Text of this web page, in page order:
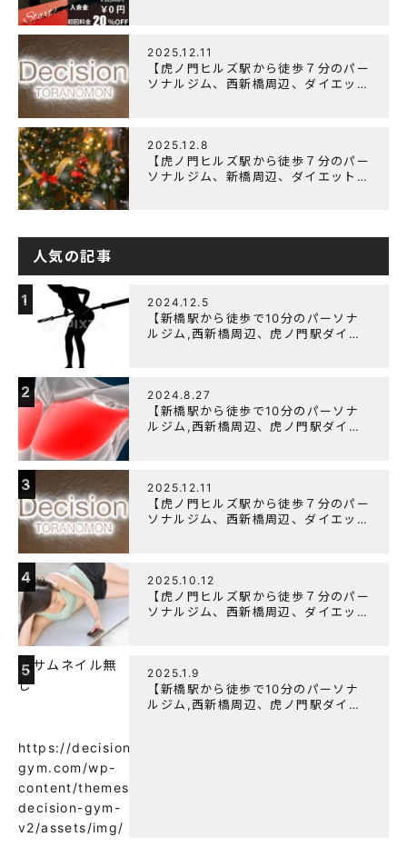
2025.12.11
【虎ノ門ヒルズ駅から徒歩７分のパー
ソナルジム、西新橋周辺、ダイエット
2025.12.8
【虎ノ門ヒルズ駅から徒歩７分のパー
ソナルジム、新橋周辺、ダイエットに
人気の記事
1 2024.12.5
【新橋駅から徒歩で10分のパーソナ
ルジム,西新橋周辺、虎ノ門駅ダイエ
2 2024.8.27
【新橋駅から徒歩で10分のパーソナ
ルジム,西新橋周辺、虎ノ門駅ダイエ
3 2025.12.11
【虎ノ門ヒルズ駅から徒歩７分のパー
ソナルジム、西新橋周辺、ダイエット
4 2025.10.12
【虎ノ門ヒルズ駅から徒歩７分のパー
ソナルジム、西新橋周辺、ダイエット
5
https://decision-
gym.com/wp-
content/themes/wp-
decision-gym-
v2/assets/img/
2025.1.9
【新橋駅から徒歩で10分のパーソナ
ルジム,西新橋周辺、虎ノ門駅ダイエ